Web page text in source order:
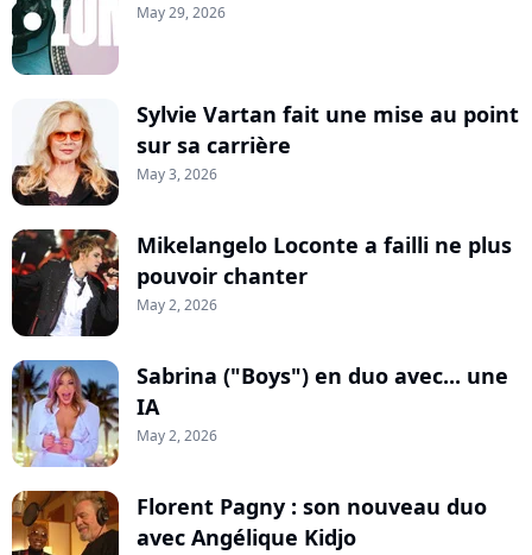
May 29, 2026
Sylvie Vartan fait une mise au point
sur sa carrière
May 3, 2026
Mikelangelo Loconte a failli ne plus
pouvoir chanter
May 2, 2026
Sabrina ("Boys") en duo avec... une
IA
May 2, 2026
Florent Pagny : son nouveau duo
avec Angélique Kidjo